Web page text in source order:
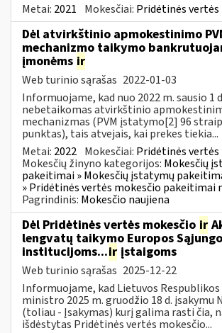
Metai: 2021 Mokesčiai: Pridėtinės
Dėl atvirkštinio apmokestinimo
mechanizmo taikymo
įmonėms ir
Web turinio sąrašas 2022-01-03
Informuojame, kad nuo 2022 m. sausio 1
nebetaikomas atvirkštinio
mechanizmas (PVM įstatymo[2] 96
punktas), tais atvejais, kai prekes tiekia...
Metai: 2022 Mokesčiai: Pridėtinės
Mokesčių žinyno kategorijos: Mokesčių
pakeitimai » Mokesčių įstatymų
» Pridėtinės vertės mokesčio pakeitimai
Pagrindinis: Mokesčio naujiena
Dėl Pridėtinės vertės mokesčio ir
lengvatų taikymo Europos
institucijoms...ir įstaigoms
Web turinio sąrašas 2025-12-22
Informuojame, kad Lietuvos
ministro 2025 m. gruodžio 18 d. įsakymu
(toliau - Įsakymas) kurį galima rasti čia,
išdėstytas Pridėtinės vertės mokesčio...